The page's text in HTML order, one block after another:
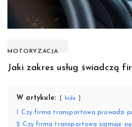
MOTORYZACJA
Jaki zakres usług świadczą
W artykule: hide
Czy firma transportowa prowadzi
2 Czy firma transportowa zajmuje